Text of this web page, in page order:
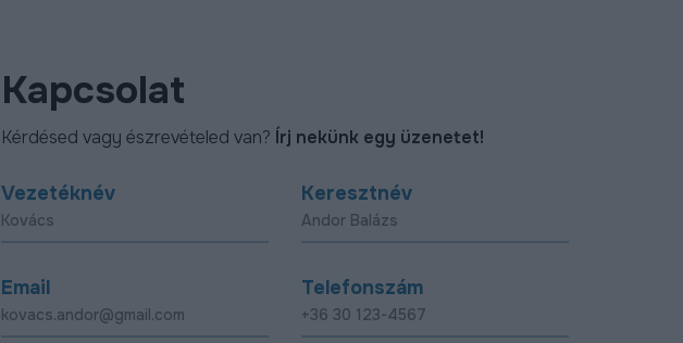
Kapcsolat
Kérdésed vagy észrevételed van? Írj nekünk egy üzenetet!
Vezetéknév Keresztnév
Email Telefonszám